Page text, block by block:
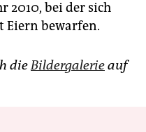
2010, bei der sich
Eiern bewarfen.
dieBildergalerieauf